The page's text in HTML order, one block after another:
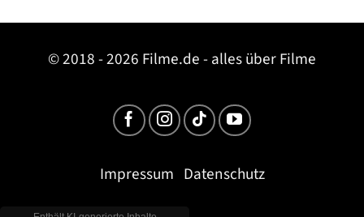
© 2018 - 2026 Filme.de - alles über Filme
Impressum Datenschutz